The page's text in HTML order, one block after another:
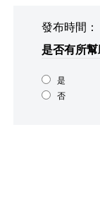
發布時間
是否有所幫
是
否